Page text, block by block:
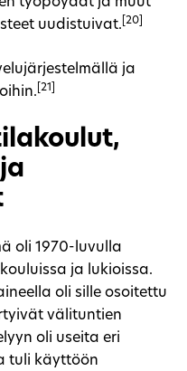
uudistuivat. [20]
ja
[21]
oli 1970-luvulla
ja lukioissa.
oli sille osoitettu
välituntien
oli useita eri
tuli käyttöön